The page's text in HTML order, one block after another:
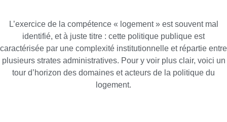
L’exercice de la compétence « logement » est souvent mal
identifié, et à juste titre : cette politique publique est
caractérisée par une complexité institutionnelle et répartie entre
plusieurs strates administratives. Pour y voir plus clair, voici un
tour d’horizon des domaines et acteurs de la politique du
logement.